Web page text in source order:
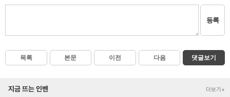
등록
목록 본문 이전 다음 댓글보기
지금 뜨는 인벤 더보기+